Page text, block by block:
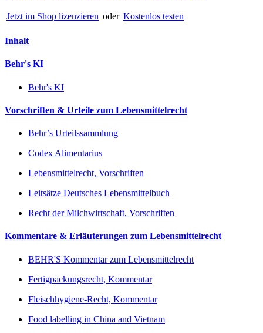
Jetzt im Shop lizenzieren oder Kostenlos testen
Inhalt
Behr's KI
Behr's KI
Vorschriften & Urteile zum Lebensmittelrecht
Behr’s Urteilssammlung
Codex Alimentarius
Lebensmittelrecht, Vorschriften
Leitsätze Deutsches Lebensmittelbuch
Recht der Milchwirtschaft, Vorschriften
Kommentare & Erläuterungen zum Lebensmittelrecht
BEHR'S Kommentar zum Lebensmittelrecht
Fertigpackungsrecht, Kommentar
Fleischhygiene-Recht, Kommentar
Food labelling in China and Vietnam